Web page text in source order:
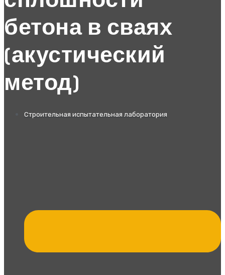
бетона в сваях
(акустический
метод)
Строительная испытательная лаборатория